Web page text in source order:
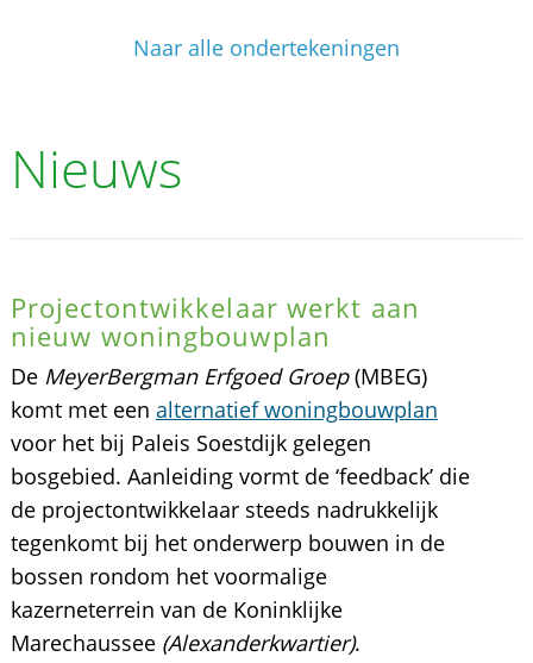
Naar alle ondertekeningen
Nieuws
Projectontwikkelaar werkt aan
nieuw woningbouwplan
De MeyerBergman Erfgoed Groep(MBEG)
komt met een alternatief woningbouwplan
voor het bij Paleis Soestdijk gelegen
bosgebied. Aanleiding vormt de ‘feedback’ die
de projectontwikkelaar steeds nadrukkelijk
tegenkomt bij het onderwerp bouwen in de
bossen rondom het voormalige
kazerneterrein van de Koninklijke
Marechaussee (Alexanderkwartier).